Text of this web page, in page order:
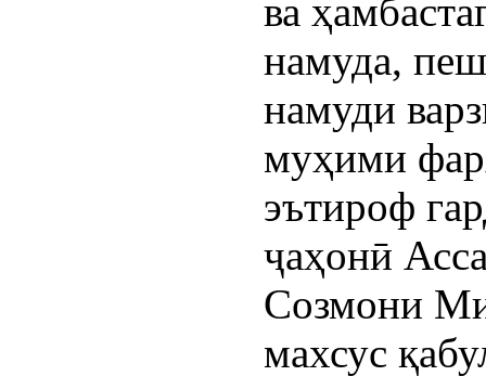
ва
намуда,
намуди
муҳими
эътироф
ҷаҳонӣ
Созмони
махсус